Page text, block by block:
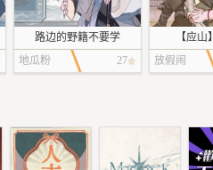
路边的野籍不要学
地瓜粉
27
【应
放假闹